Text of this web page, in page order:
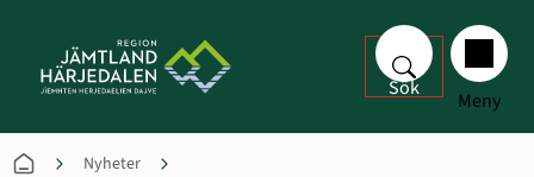
Sök Meny
Nyheter